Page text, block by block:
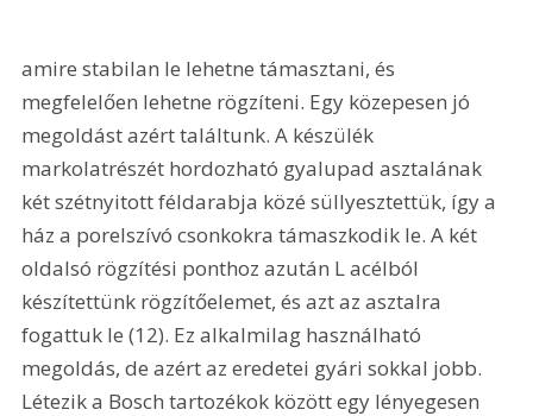
amire stabilan le lehetne támasztani, és
megfelelően lehetne rögzíteni. Egy közepesen jó
megoldást azért találtunk. A készülék
markolatrészét hordozható gyalupad asztalának
két szétnyitott féldarabja közé süllyesztettük, így a
ház a porelszívó csonkokra támaszkodik le. A két
oldalsó rögzítési ponthoz azután L acélból
készítettünk rögzítőelemet, és azt az asztalra
fogattuk le (12). Ez alkalmilag használható
megoldás, de azért az eredetei gyári sokkal jobb.
Létezik a Bosch tartozékok között egy lényegesen